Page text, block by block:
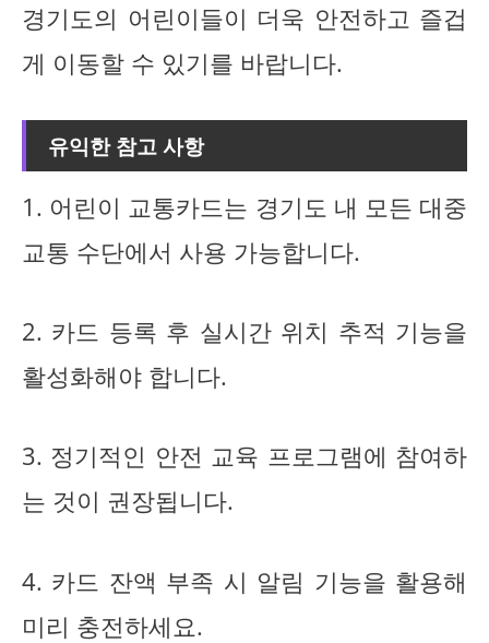
경기도의 어린이들이 더욱 안전하고 즐겁
게 이동할 수 있기를 바랍니다.
유익한 참고 사항
1. 어린이 교통카드는 경기도 내 모든 대중
교통 수단에서 사용 가능합니다.
2. 카드 등록 후 실시간 위치 추적 기능을
활성화해야 합니다.
3. 정기적인 안전 교육 프로그램에 참여하
는 것이 권장됩니다.
4. 카드 잔액 부족 시 알림 기능을 활용해
미리 충전하세요.